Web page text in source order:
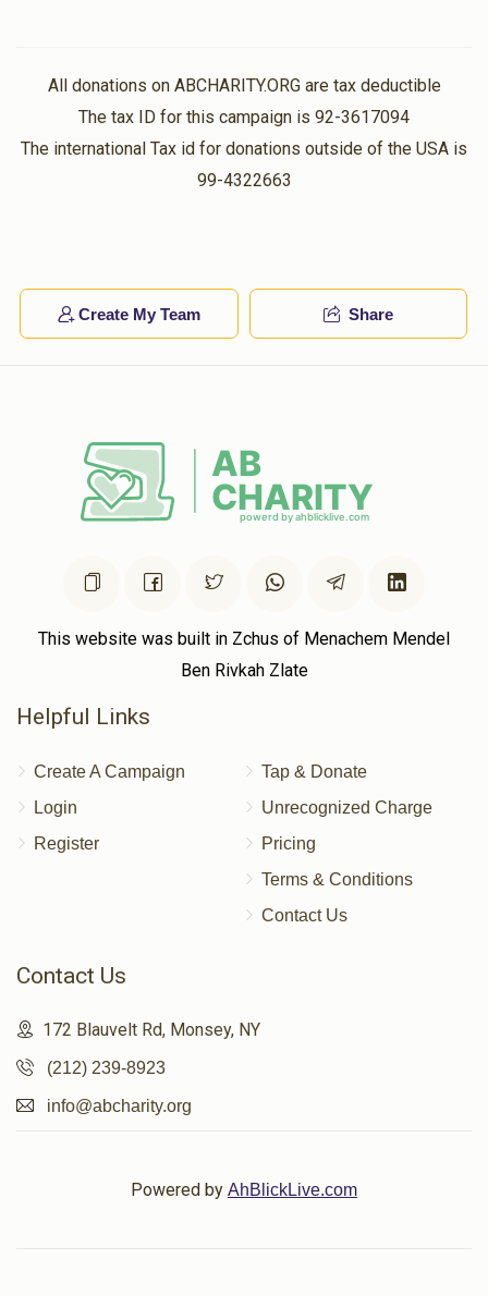
$8,000.00
All donations on ABCHARITY.ORG are tax deductible
The tax ID for this campaign is 92-3617094
The international Tax id for donations outside of the USA is
99-4322663
Create My Team Share
This website was built in Zchus of Menachem Mendel
Ben Rivkah Zlate
Helpful Links
Create A Campaign
Login
Register
Tap & Donate
Unrecognized Charge
Pricing
Terms & Conditions
Contact Us
Contact Us
172 Blauvelt Rd, Monsey, NY
(212) 239-8923
info@abcharity.org
Powered by AhBlickLive.com